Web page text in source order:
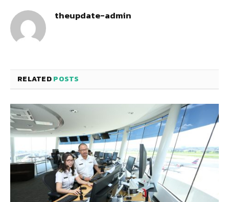
theupdate-admin
RELATEDPOSTS